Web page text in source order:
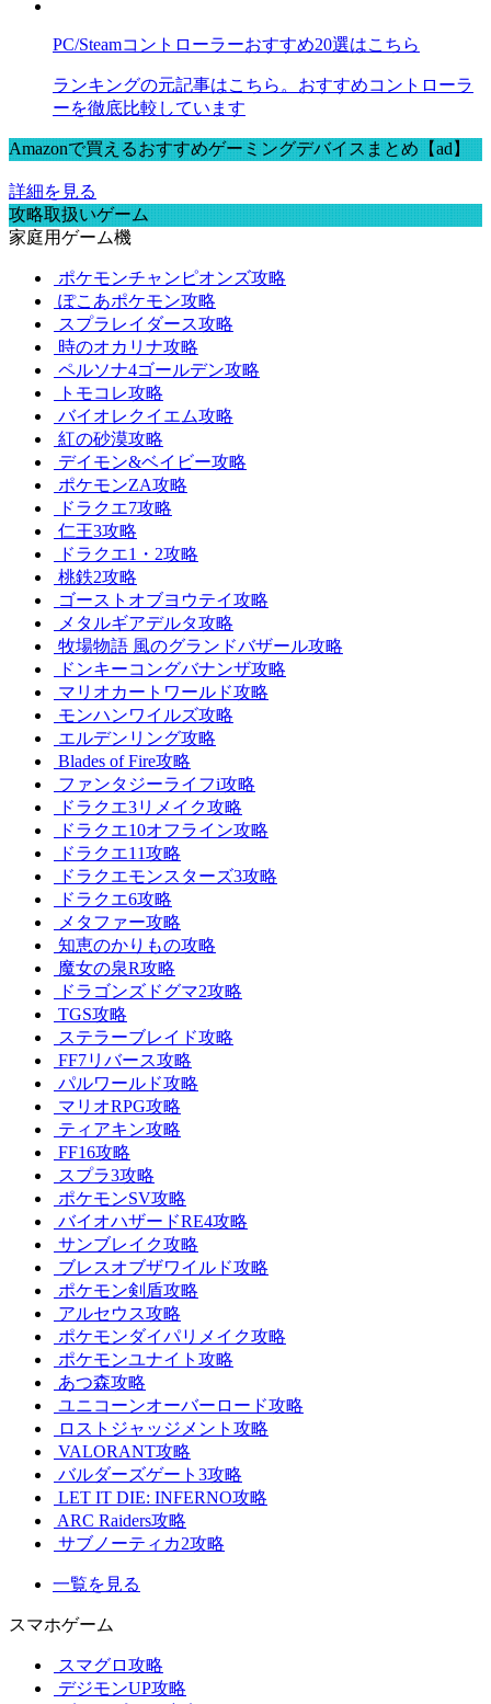
PC/Steamコントローラーおすすめ20選はこちら
ランキングの元記事はこちら。おすすめコントローラ
ーを徹底比較しています
Amazonで買えるおすすめゲーミングデバイスまとめ【ad】
詳細を見る
攻略取扱いゲーム
家庭用ゲーム機
ポケモンチャンピオンズ攻略
ぽこあポケモン攻略
スプラレイダース攻略
時のオカリナ攻略
ペルソナ4ゴールデン攻略
トモコレ攻略
バイオレクイエム攻略
紅の砂漠攻略
デイモン&ベイビー攻略
ポケモンZA攻略
ドラクエ7攻略
仁王3攻略
ドラクエ1・2攻略
桃鉄2攻略
ゴーストオブヨウテイ攻略
メタルギアデルタ攻略
牧場物語 風のグランドバザール攻略
ドンキーコングバナンザ攻略
マリオカートワールド攻略
モンハンワイルズ攻略
エルデンリング攻略
Blades of Fire攻略
ファンタジーライフi攻略
ドラクエ3リメイク攻略
ドラクエ10オフライン攻略
ドラクエ11攻略
ドラクエモンスターズ3攻略
ドラクエ6攻略
メタファー攻略
知恵のかりもの攻略
魔女の泉R攻略
ドラゴンズドグマ2攻略
TGS攻略
ステラーブレイド攻略
FF7リバース攻略
パルワールド攻略
マリオRPG攻略
ティアキン攻略
FF16攻略
スプラ3攻略
ポケモンSV攻略
バイオハザードRE4攻略
サンブレイク攻略
ブレスオブザワイルド攻略
ポケモン剣盾攻略
アルセウス攻略
ポケモンダイパリメイク攻略
ポケモンユナイト攻略
あつ森攻略
ユニコーンオーバーロード攻略
ロストジャッジメント攻略
VALORANT攻略
バルダーズゲート3攻略
LET IT DIE: INFERNO攻略
ARC Raiders攻略
サブノーティカ2攻略
一覧を見る
スマホゲーム
スマグロ攻略
デジモンUP攻略